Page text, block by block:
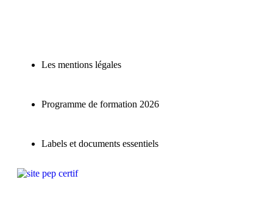
Les mentions légales
Programme de formation 2026
Labels et documents essentiels